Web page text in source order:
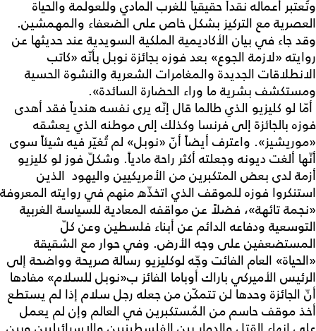
وتُعتبر أعماله نقداً حقيقياً للغرب المادي وللعولمة والحياة
العصرية مع التركيز بشكل خاص على الضعفاء والمهمشين.
وقد جاء في بيان الأكاديمية الملكية السويدية عند حديثها عن
روايته «لازمة الجوع» بعد فوزه بجائزة نوبل بأنّه «كاتب
الانطلاقات الجديدة والمغامرات الشعرية والنشوة الحسية
ومستكشف بشرية ما وراء الحضارة السائدة».
أمّا لو كليزيو الذي طالما قال إنّه يرى نفسه هندياً فقد أهدى
فوزه بالجائزة إلى فرنسا وكذلك إلى موطنه الذي يعشقه
«موريشيز». واعترف أيضاً أنّ «نوبل» لم تُغيّر فيه شيئاً سوى
أنّها ألغت ديونه وجعلته أكثر راحة مادياً. وشكلّ فوز لو كليزيو
أزمة لدى بعض المتكبرين من الأمريكيين واليهود الذين
استنكروا فوزه للموقف الذي اتخذّه منهم في روايته المعروفة
«نجمة تائهة»، فضلاً عن مواقفه المعادية للسياسة الغربية
التوسعية ودفاعه الدائم عن أبناء فلسطين وعن كلّ
المستضعفين على وجه الأرض. وفي حوار مع الشقيقة
«الحياة» العام الفائت وجّه لوكليزيو رسالة صريحة وواضحة إلى
الرئيس الأميركي باراك أوباما الفائز ب«نوبل للسلام» مفادها
أنّ الجائزة وحدها لن تتمكّن من جعله رجل سلام إذا لم يستطع
أخذ موقف حاسم من المُستكبرين في العالم وإن لم يعمل